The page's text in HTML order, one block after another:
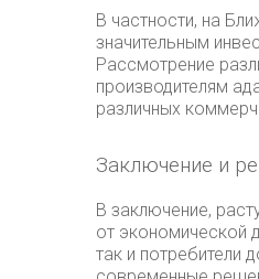
В частности, на
значительным
Рассмотрение
производителям
различных
Заключение и
В заключение,
от экономической
так и потребители